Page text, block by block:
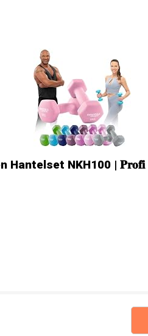
Hantelset NKH100 |